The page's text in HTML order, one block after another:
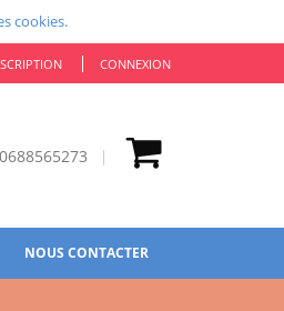
cookies.
CONNEXION
NOUS CONTACTER